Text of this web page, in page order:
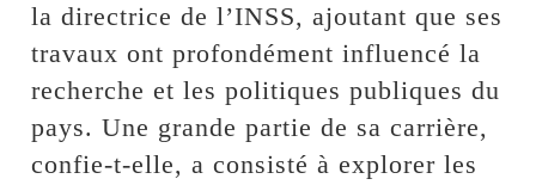
la directrice de l’INSS, ajoutant que ses
travaux ont profondément influencé la
recherche et les politiques publiques du
pays. Une grande partie de sa carrière,
confie-t-elle, a consisté à explorer les